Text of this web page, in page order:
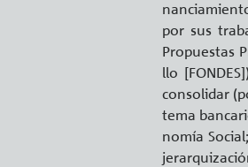
por sus
Pro­pues­tas
llo
con­so­li­dar
te­ma
no­mía